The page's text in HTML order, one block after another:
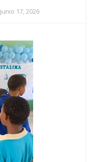
junio 17, 2026